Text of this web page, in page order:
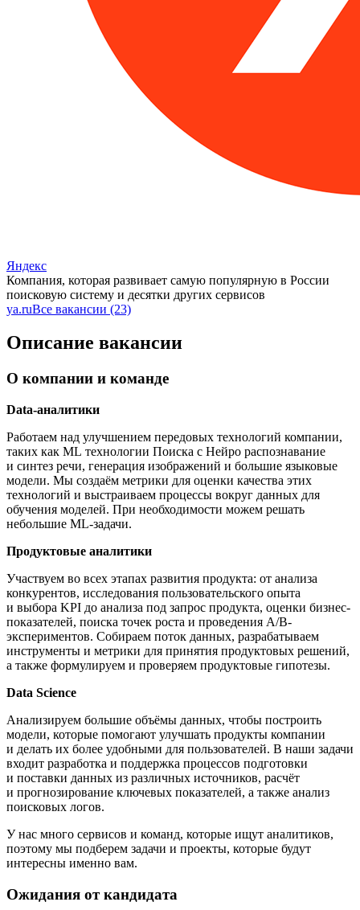
Яндекс
Компания, которая развивает самую популярную в России
поисковую систему и десятки других сервисов
ya.ruВсе вакансии (23)
Описание вакансии
О компании и команде
Data-аналитики
Работаем над улучшением передовых технологий компании,
таких как ML технологии Поиска с Нейро распознавание
и синтез речи, генерация изображений и большие языковые
модели. Мы создаём метрики для оценки качества этих
технологий и выстраиваем процессы вокруг данных для
обучения моделей. При необходимости можем решать
небольшие ML-задачи.
Продуктовые аналитики
Участвуем во всех этапах развития продукта: от анализа
конкурентов, исследования пользовательского опыта
и выбора KPI до анализа под запрос продукта, оценки бизнес-
показателей, поиска точек роста и проведения А/В-
экспериментов. Собираем поток данных, разрабатываем
инструменты и метрики для принятия продуктовых решений,
а также формулируем и проверяем продуктовые гипотезы.
Data Science
Анализируем большие объёмы данных, чтобы построить
модели, которые помогают улучшать продукты компании
и делать их более удобными для пользователей. В наши задачи
входит разработка и поддержка процессов подготовки
и поставки данных из различных источников, расчёт
и прогнозирование ключевых показателей, а также анализ
поисковых логов.
У нас много сервисов и команд, которые ищут аналитиков,
поэтому мы подберем задачи и проекты, которые будут
интересны именно вам.
Ожидания от кандидата